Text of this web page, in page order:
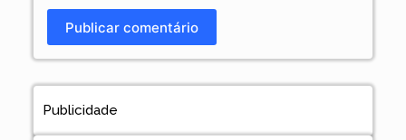
Publicar comentário
Publicidade